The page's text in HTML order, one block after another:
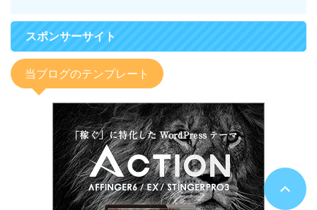
スポンサーサイト
当ブログのテンプレート